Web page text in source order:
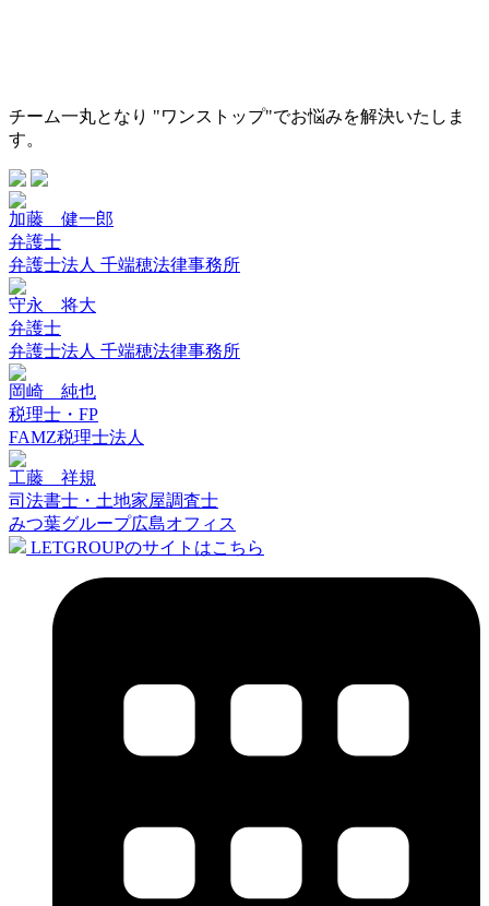
チーム一丸となり "ワンストップ"でお悩みを解決いたしま
す。
加藤 健一郎
弁護士
弁護士法人 千端穂法律事務所
守永 将大
弁護士
弁護士法人 千端穂法律事務所
岡崎 純也
税理士・FP
FAMZ税理士法人
工藤 祥規
司法書士・土地家屋調査士
みつ葉グループ広島オフィス
LETGROUPのサイトはこちら